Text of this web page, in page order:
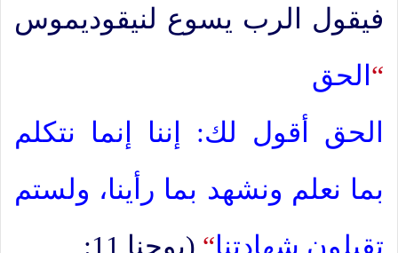
فيقول الرب يسوع لنيقوديموس
“ الحق
الحق أقول لك: إننا إنما نتكلم
بما نعلم ونشهد بما رأينا، ولستم
تقبلون شهادتنا“ (يوحنا 11: